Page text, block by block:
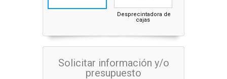
Desprecintadora de
cajas
Solicitar información y/o
presupuesto